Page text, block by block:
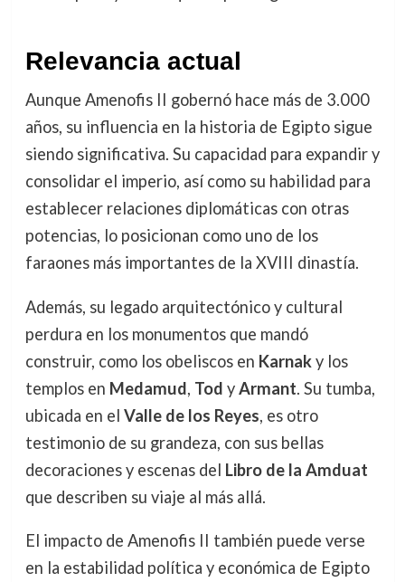
Relevancia actual
Aunque Amenofis II gobernó hace más de 3.000
años, su influencia en la historia de Egipto sigue
siendo significativa. Su capacidad para expandir y
consolidar el imperio, así como su habilidad para
establecer relaciones diplomáticas con otras
potencias, lo posicionan como uno de los
faraones más importantes de la XVIII dinastía.
Además, su legado arquitectónico y cultural
perdura en los monumentos que mandó
construir, como los obeliscos en Karnaky los
templos en Medamud, Tod yArmant. Su tumba,
ubicada en el Valle de los Reyes, es otro
testimonio de su grandeza, con sus bellas
decoraciones y escenas del Libro de la Amduat
que describen su viaje al más allá.
El impacto de Amenofis II también puede verse
en la estabilidad política y económica de Egipto